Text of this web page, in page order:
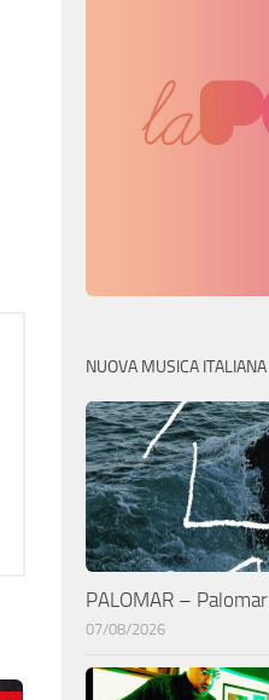
NUOVA MUSICA ITALIANA
PALOMAR – Palomar
07/08/2026